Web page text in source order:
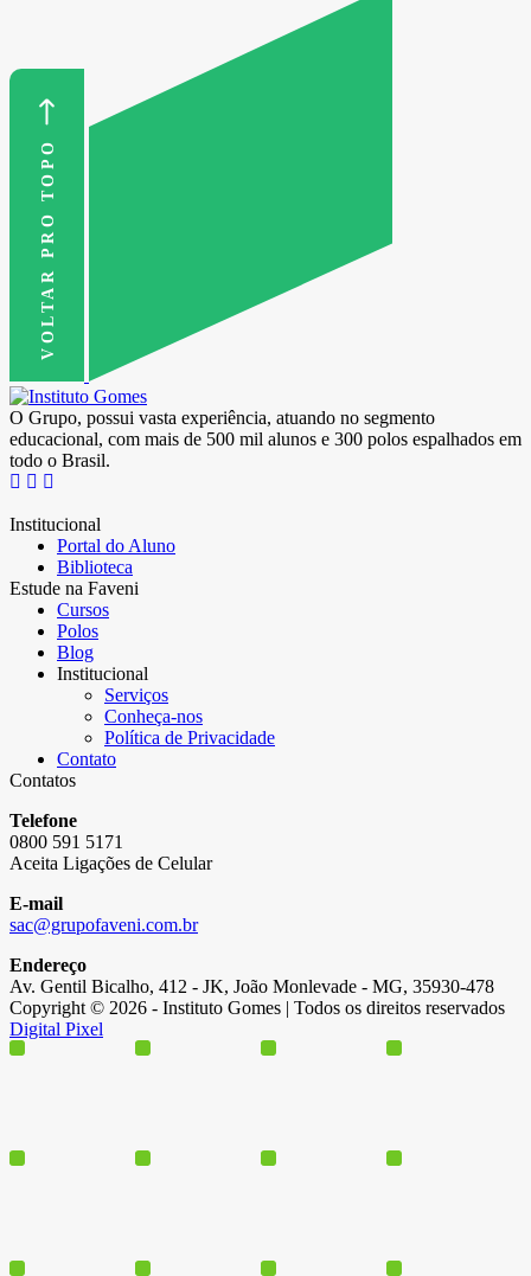
VOLTAR PRO TOPO
O Grupo, possui vasta experiência, atuando no segmento
educacional, com mais de 500 mil alunos e 300 polos espalhados em
todo o Brasil.
Institucional
Portal do Aluno
Biblioteca
Estude na Faveni
Cursos
Polos
Blog
Institucional
Serviços
Conheça-nos
Política de Privacidade
Contato
Contatos
Telefone
0800 591 5171
Aceita Ligações de Celular
E-mail
sac@grupofaveni.com.br
Endereço
Av. Gentil Bicalho, 412 - JK, João Monlevade - MG, 35930-478
Copyright © 2026 - Instituto Gomes | Todos os direitos reservados
Digital Pixel